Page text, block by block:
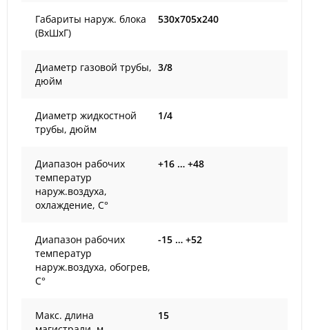
Габариты наруж. блока
(ВxШxГ)
530x705x240
Диаметр газовой трубы,
дюйм
3/8
Диаметр жидкостной
трубы, дюйм
1/4
Диапазон рабочих
температур
наруж.воздуха,
охлаждение, С°
+16 … +48
Диапазон рабочих
температур
наруж.воздуха, обогрев,
С°
-15 … +52
Макс. длина
15